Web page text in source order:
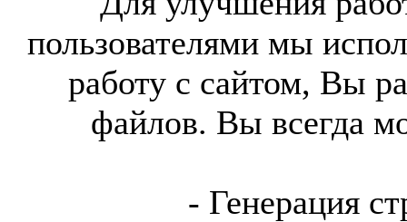
пользователями мы
работу с сайтом, Вы
файлов. Вы всегда
- Генерация